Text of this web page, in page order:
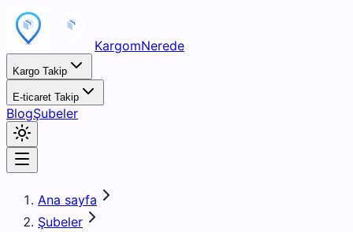
KargomNerede
Kargo Takip
E-ticaret Takip
BlogŞubeler
Ana sayfa
Şubeler